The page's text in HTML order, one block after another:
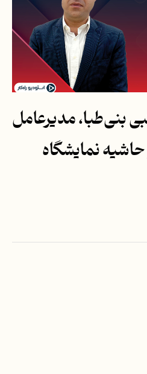
بنی‌طبا، مدیرعامل
نمایشگاه